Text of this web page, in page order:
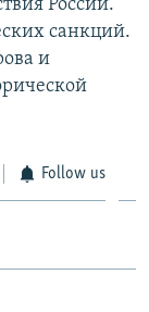
России.
санкций.
и
Follow us